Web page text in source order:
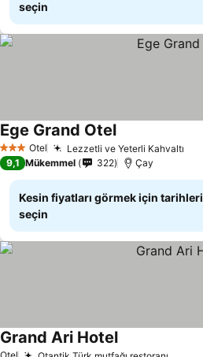
seçin
3 YıldızOtel Lezzetli ve Yeterli Kahvaltı
Ege Grand OtelFiyatları görün
9,1 Mükemmel 322 Çay
Kesin fiyatları görmek için tarihleri
seçin
Otel
Grand Ari HotelFiyatları görün